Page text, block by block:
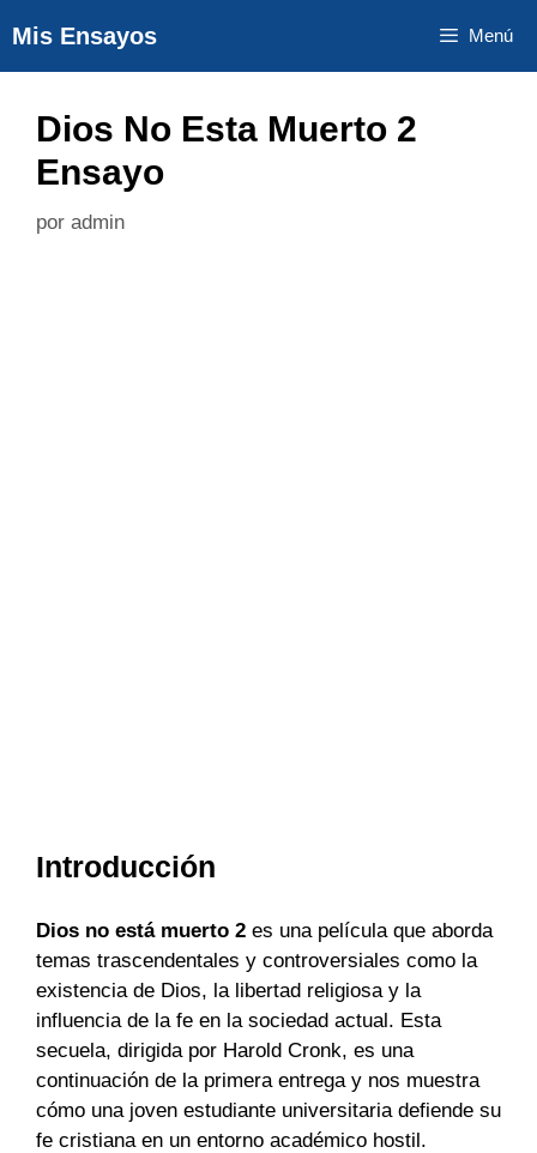
al
contenido
Mis Ensayos Menú
Dios No Esta Muerto 2
Ensayo
por admin
Introducción
Dios no está muerto 2 es una película que aborda
temas trascendentales y controversiales como la
existencia de Dios, la libertad religiosa y la
influencia de la fe en la sociedad actual. Esta
secuela, dirigida por Harold Cronk, es una
continuación de la primera entrega y nos muestra
cómo una joven estudiante universitaria defiende su
fe cristiana en un entorno académico hostil.